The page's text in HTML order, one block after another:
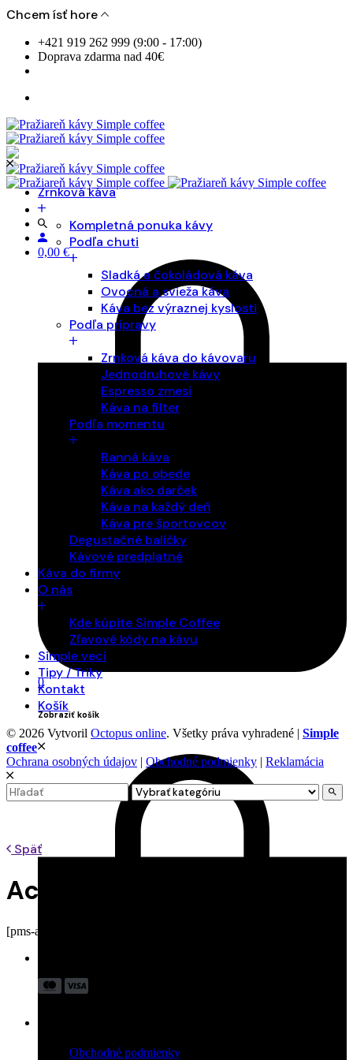
Chcem ísť hore
Skip
content
+421 919 262 999 (9:00 - 17:00)
Doprava zdarma nad 40€
0,00 €
0
Zobraziť košík
Zrnková káva
Kompletná ponuka kávy
Podľa chuti
Sladká a čokoládová káva
Ovocná a svieža káva
Káva bez výraznej kyslosti
Podľa prípravy
Zrnková káva do kávovaru
Jednodruhové kávy
Espresso zmesi
Káva na filter
Podľa momentu
Ranná káva
Káva po obede
Káva ako darček
Káva na každý deň
Káva pre športovcov
Degustačné balíčky
Kávové predplatné
Káva do firmy
O nás
Kde kúpite Simple Coffee
Zľavové kódy na kávu
Simple veci
Tipy / Triky
Kontakt
Košík
© 2026 Vytvoril Octopus online. Všetky práva vyhradené | Simple
coffee
Ochrana osobných údajov | Obchodné podmienky | Reklamácia
Search
for
Späť
Account
[pms-account]
Obchodné podmienky